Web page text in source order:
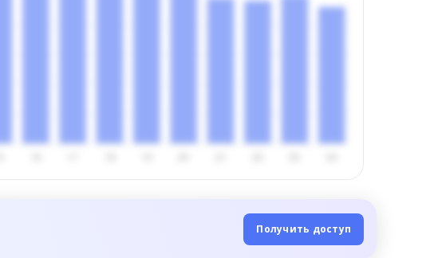
Получить доступ